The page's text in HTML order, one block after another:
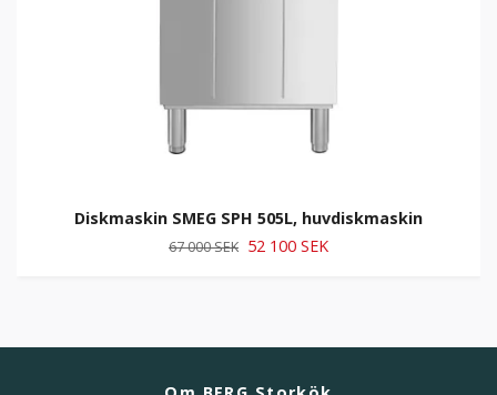
Diskmaskin SMEG SPH 505L, huvdiskmaskin
67 000 SEK 52 100 SEK